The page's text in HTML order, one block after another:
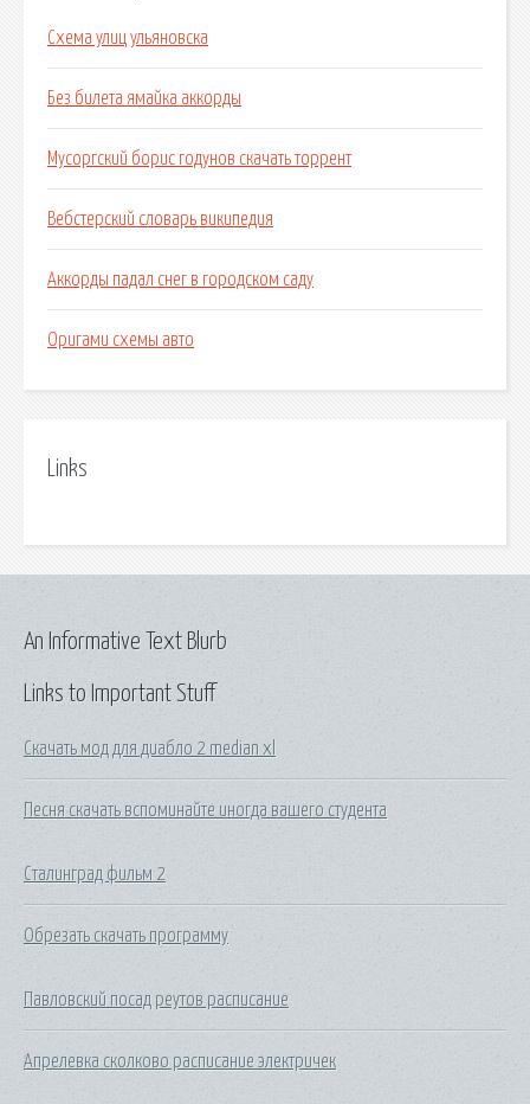
Схема улиц ульяновска
Без билета ямайка аккорды
Мусоргский борис годунов скачать торрент
Вебстерский словарь википедия
Аккорды падал снег в городском саду
Оригами схемы авто
Links
Links to Important Stuff
Скачать мод для диабло 2 median xl
Песня скачать вспоминайте иногда вашего студента
Сталинград фильм 2
Обрезать скачать программу
Павловский посад реутов расписание
Апрелевка сколково расписание электричек
An Informative Text Blurb